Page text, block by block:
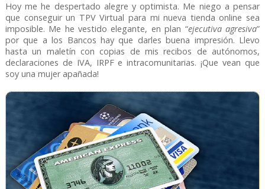
Hoy me he despertado alegre y optimista. Me niego a pensar
que conseguir un TPV Virtual para mi nueva tienda online sea
imposible. Me he vestido elegante, en plan “ejecutiva agresiva”
por que a los Bancos hay que darles buena impresión. Llevo
hasta un maletín con copias de mis recibos de autónomos,
declaraciones de IVA, IRPF e intracomunitarias. ¡Que vean que
soy una mujer apañada!